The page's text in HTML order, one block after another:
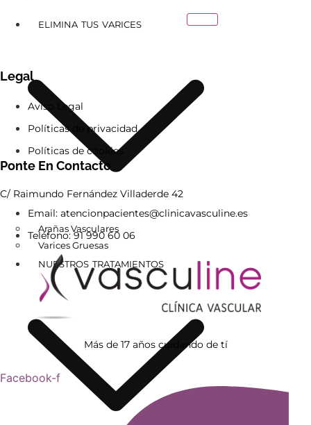
ELIMINA TUS VARICES
Arañas Vasculares
Varices Gruesas
NUESTROS TRATAMIENTOS
Legal
Aviso Legal
Políticas de privacidad
Políticas de cookies
Ponte En Contacto
C/ Raimundo Fernández Villaderde 42
Email: atencionpacientes@clinicavasculine.es
Teléfono: 91 990 60 06
Más de 17 años cuidando de tí
Facebook-f